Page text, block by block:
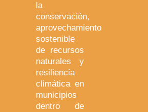
la
conservación,
aprovechamiento
sostenible
de recursos
naturales y
resiliencia
climática en
municipios
dentro de